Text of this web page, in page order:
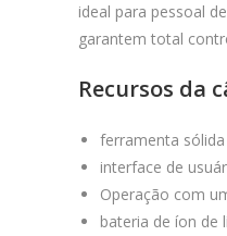
ideal para pessoal
garantem total
Recursos da
ferramenta
interface de
Operação com
bateria de íon de